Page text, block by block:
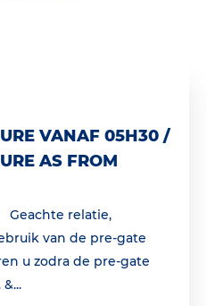
VANAF 05H30 /
AS FROM
Geachte relatie,
van de pre-gate
u zodra de pre-gate